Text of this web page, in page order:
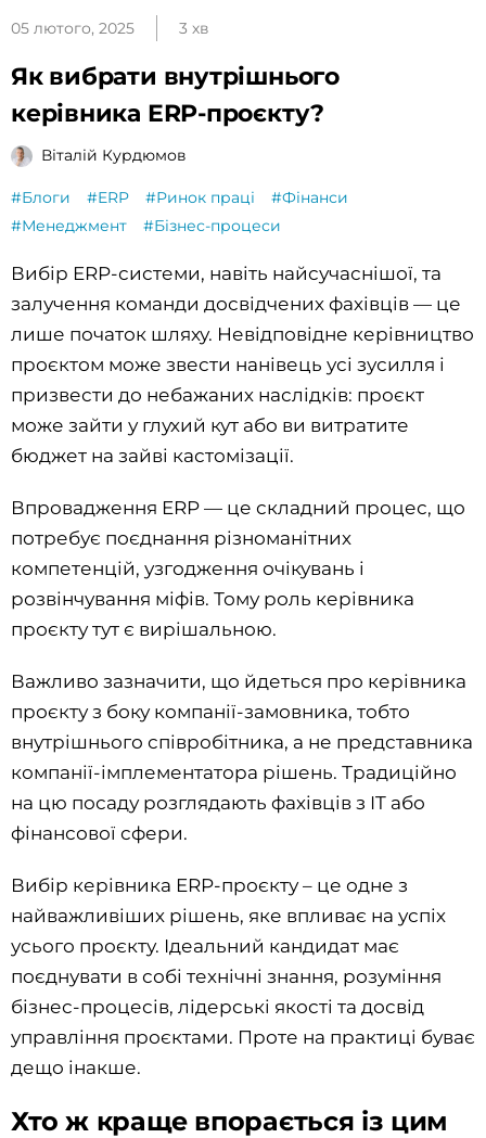
05 лютого, 2025 3 хв
Як вибрати внутрішнього
керівника ERP-проєкту?
Віталій Курдюмов
#Блоги #ERP #Ринок праці
#Фінанси
#Менеджмент
#Бізнес-процеси
Вибір ERP-системи, навіть найсучаснішої, та
залучення команди досвідчених фахівців — це
лише початок шляху. Невідповідне керівництво
проєктом може звести нанівець усі зусилля і
призвести до небажаних наслідків: проєкт
може зайти у глухий кут або ви витратите
бюджет на зайві кастомізації.
Впровадження ERP — це складний процес, що
потребує поєднання різноманітних
компетенцій, узгодження очікувань і
розвінчування міфів. Тому роль керівника
проєкту тут є вирішальною.
Важливо зазначити, що йдеться про керівника
проєкту з боку компанії-замовника, тобто
внутрішнього співробітника, а не представника
компанії-імплементатора рішень. Традиційно
на цю посаду розглядають фахівців з IT або
фінансової сфери.
Вибір керівника ERP-проєкту – це одне з
найважливіших рішень, яке впливає на успіх
усього проєкту. Ідеальний кандидат має
поєднувати в собі технічні знання, розуміння
бізнес-процесів, лідерські якості та досвід
управління проєктами. Проте на практиці буває
дещо інакше.
Хто ж краще впорається із цим